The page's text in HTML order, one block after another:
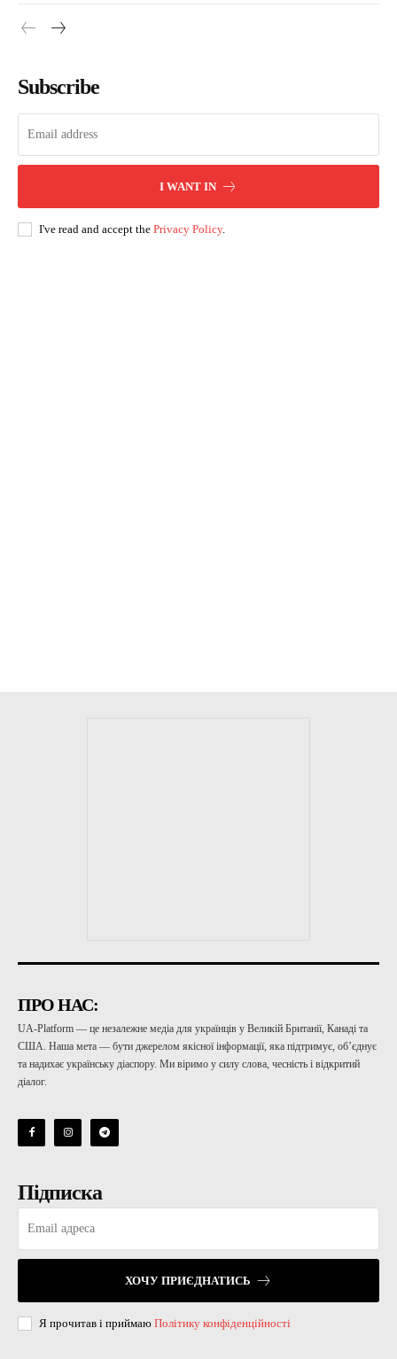
Subscribe
I WANT IN
I've read and accept the Privacy Policy.
ПРО НАС:
UA-Platform — це незалежне медіа для українців у Великій Британії, Канаді та
США. Наша мета — бути джерелом якісної інформації, яка підтримує, об’єднує
та надихає українську діаспору. Ми віримо у силу слова, чесність і відкритий
діалог.
Підписка
ХОЧУ ПРИЄДНАТИСЬ
Я прочитав і приймаю Політику конфіденційності